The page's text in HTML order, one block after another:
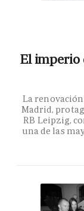
El imperio
La
Madrid,
RB Leipzig,
una de las